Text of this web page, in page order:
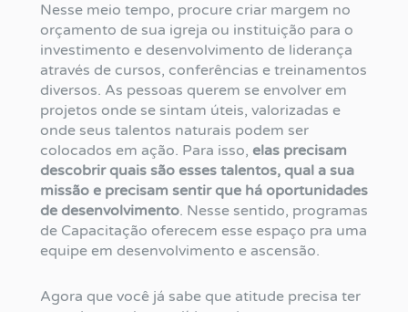
Nesse meio tempo, procure criar margem no
orçamento de sua igreja ou instituição para o
investimento e desenvolvimento de liderança
através de cursos, conferências e treinamentos
diversos. As pessoas querem se envolver em
projetos onde se sintam úteis, valorizadas e
onde seus talentos naturais podem ser
colocados em ação. Para isso,elas precisam
descobrir quais são esses talentos, qual a sua
missão e precisam sentir que há oportunidades
de desenvolvimento. Nesse sentido, programas
de Capacitação oferecem esse espaço pra uma
equipe em desenvolvimento e ascensão.
Agora que você já sabe que atitude precisa ter